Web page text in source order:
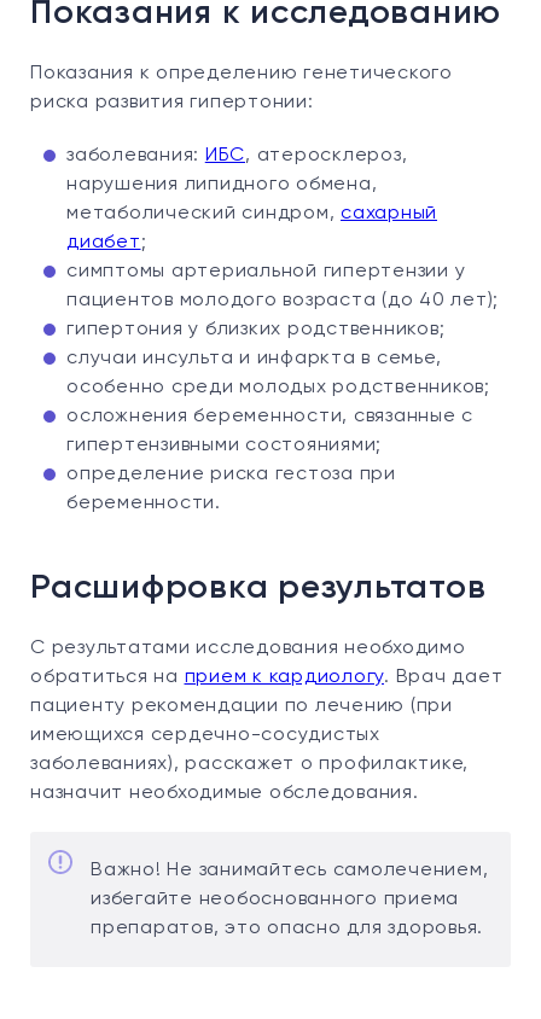
Показания к исследованию
Показания к определению генетического
риска развития гипертонии:
заболевания: ИБС, атеросклероз,
нарушения липидного обмена,
метаболический синдром, сахарный
диабет;
симптомы артериальной гипертензии у
пациентов молодого возраста (до 40 лет);
гипертония у близких родственников;
случаи инсульта и инфаркта в семье,
особенно среди молодых родственников;
осложнения беременности, связанные с
гипертензивными состояниями;
определение риска гестоза при
беременности.
Расшифровка результатов
С результатами исследования необходимо
обратиться на прием к кардиологу. Врач дает
пациенту рекомендации по лечению (при
имеющихся сердечно-сосудистых
заболеваниях), расскажет о профилактике,
назначит необходимые обследования.
Важно! Не занимайтесь самолечением,
избегайте необоснованного приема
препаратов, это опасно для здоровья.